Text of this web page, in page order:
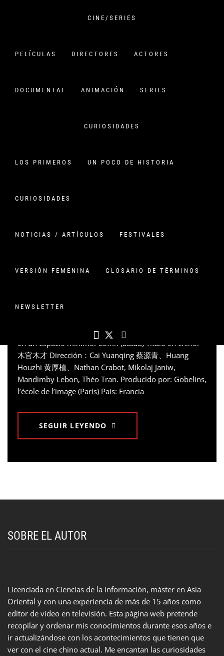
CINE/SERIES
PELÍCULAS DIRECTORES ACTORES
DOCUMENTAL ANIMACIÓN SERIES
CURIOSIDADES
LOS PRIMEROS UN POCO DE HISTORIA
CURIOSIDADES
NOTICIAS / ARTÍCULOS FESTIVALES
VERSIÓN FEMENINA GLOSARIO DE TÉRMINOS
NEWSLETTER
VERSIÓN CHINA
CURIOSIDADES
COFFIN, UN CORTO
HABITACIÓN
First Xining de 2021 la atmósfera de Coffin te hechiza
en un espacio mínimo. Coffin (ataúd) Título en chino:
木官木才 Dirección：Cai Yuanqing 蔡源青、Huang
Houzhi 黄厚植、Nathan Crabot, Mikolaj Janiw,
Mandimby Lebon, Théo Tran. Producido por: Gobelins,
l’école de l’image (París) País: Francia
SEGUIR LEYENDO
SOBRE EL AUTOR
Licenciada en Ciencias de la Información, máster en Asia
Oriental y con una experiencia de más de 15 años como
editor de vídeo en televisión. Esta página web pretende
recopilar y ordenar mis conocimientos durante esos años e
ir actualizándose con los acontecimientos que tienen que
ver con el cine chino actual. Me encantan las curiosidades